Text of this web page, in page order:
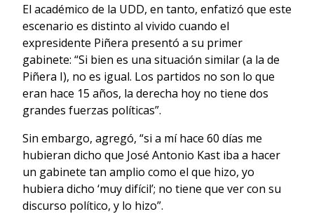
El académico de la UDD, en tanto, enfatizó que este
escenario es distinto al vivido cuando el
expresidente Piñera presentó a su primer
gabinete: “Si bien es una situación similar (a la de
Piñera I), no es igual. Los partidos no son lo que
eran hace 15 años, la derecha hoy no tiene dos
grandes fuerzas políticas”.
Sin embargo, agregó, “si a mí hace 60 días me
hubieran dicho que José Antonio Kast iba a hacer
un gabinete tan amplio como el que hizo, yo
hubiera dicho ‘muy difícil’; no tiene que ver con su
discurso político, y lo hizo”.